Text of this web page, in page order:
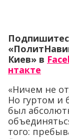
Киев» в
нтакте
«Ничем не
Но гуртом и
был
того: